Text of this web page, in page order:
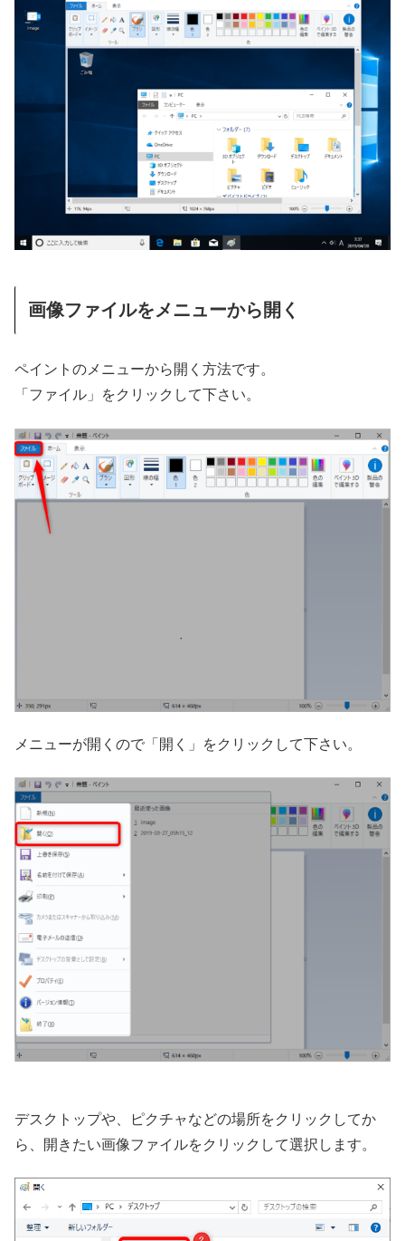
画像ファイルをメニューから開く
ペイントのメニューから開く方法です。
「ファイル」をクリックして下さい。
メニューが開くので「開く」をクリックして下さい。
デスクトップや、ピクチャなどの場所をクリックしてか
ら、開きたい画像ファイルをクリックして選択します。